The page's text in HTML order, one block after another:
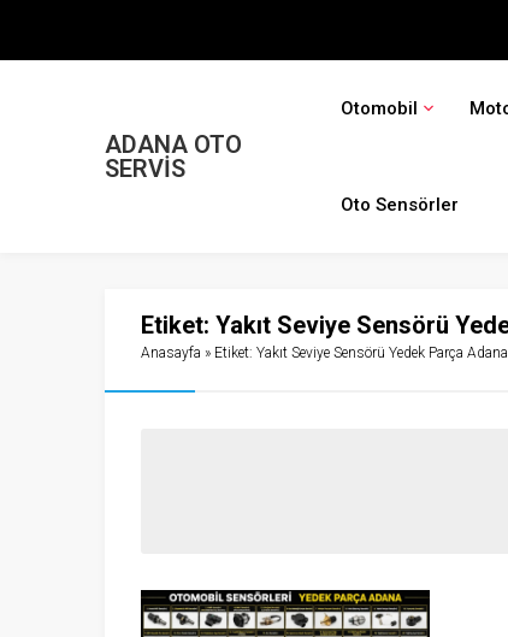
ADANA OTO
SERVİS
Otomobil
Oto Sensörler
Etiket: Yakıt Seviye Sensörü
Anasayfa » Etiket: Yakıt Seviye Sensörü Yedek Parça Adana